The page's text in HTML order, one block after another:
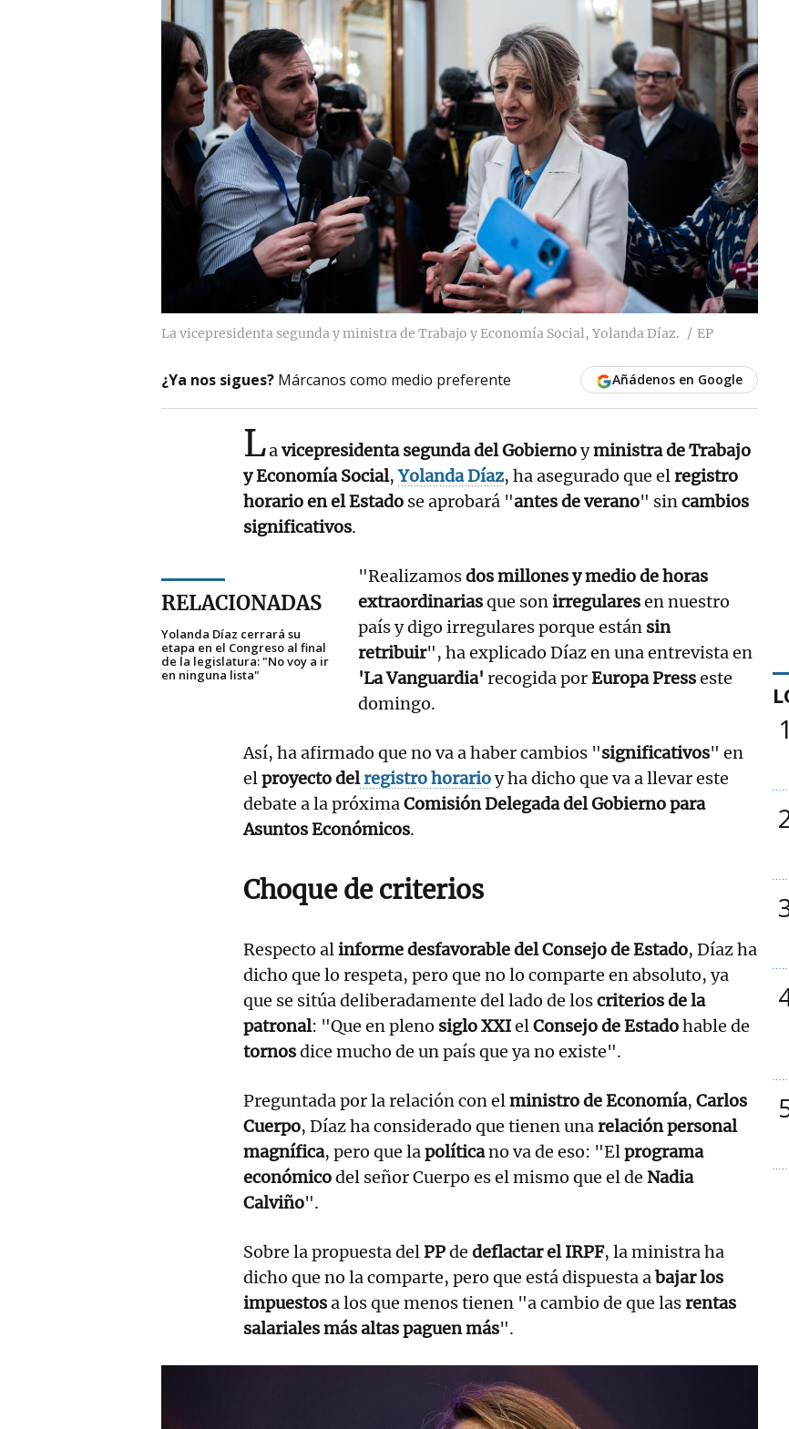
La vicepresidenta segunda y ministra de Trabajo y Economía Social, Yolanda Díaz. EP
¿Ya nos sigues? Márcanos como medio preferente Añádenos en Google
Lavicepresidenta segunda del Gobiernoyministra de Trabajo
y Economía Social,Yolanda Díaz, ha asegurado que elregistro
horario en el Estado se aprobará "antes de verano" sincambios
significativos.
RELACIONADAS
Yolanda Díaz cerrará su
etapa en el Congreso al final
de la legislatura: "No voy a ir
en ninguna lista"
"Realizamosdos millones y medio de horas
extraordinariasque sonirregularesen nuestro
país y digo irregulares porque están sin
retribuir", ha explicado Díaz en una entrevista en
'La Vanguardia' recogida porEuropa Presseste
domingo.
Así, ha afirmado que no va a haber cambios "significativos" en
elproyecto delregistro horarioy ha dicho que va a llevar este
debate a la próximaComisión Delegada del Gobierno para
Asuntos Económicos.
Choque de criterios
Respecto alinforme desfavorable del Consejo de Estado, Díaz ha
dicho que lo respeta, pero que no lo comparte en absoluto, ya
que se sitúa deliberadamente del lado de loscriterios de la
patronal: "Que en pleno siglo XXIelConsejo de Estadohable de
tornosdice mucho de un país que ya no existe".
Preguntada por la relación con elministro de Economía, Carlos
Cuerpo, Díaz ha considerado que tienen unarelación personal
magnífica, pero que lapolíticano va de eso: "Elprograma
económicodel señor Cuerpo es el mismo que el de Nadia
Calviño".
Sobre la propuesta delPPde deflactar el IRPF, la ministra ha
dicho que no la comparte, pero que está dispuesta abajar los
impuestosa los que menos tienen "a cambio de que lasrentas
salariales más altas paguen más".
1